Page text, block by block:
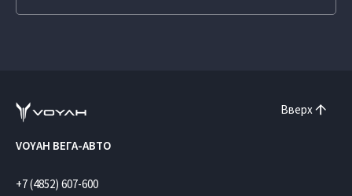
Вверх
VOYAH ВЕГА-АВТО
+7 (4852) 607-600